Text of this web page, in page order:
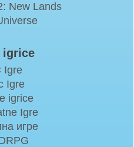
New Lands
igrice
Igre
Igre
igrice
Igre
игре